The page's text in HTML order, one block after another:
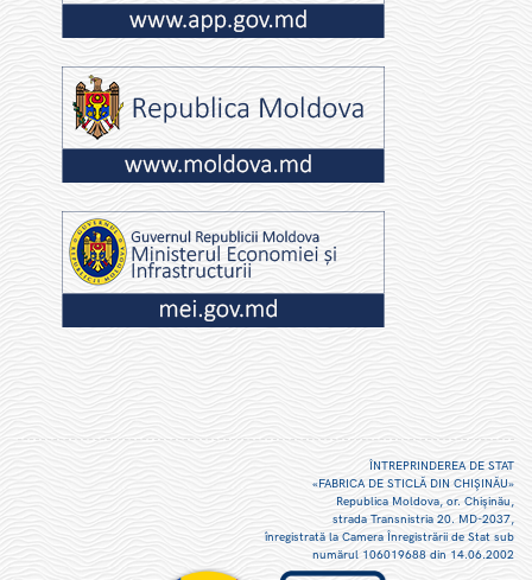
ÎNTREPRINDEREA DE STAT
«FABRICA DE STICLĂ DIN CHIŞINĂU»
Republica Moldova, or. Chişinău,
strada Transnistria 20. MD-2037,
înregistrată la Camera Înregistrării de Stat sub
numărul 106019688 din 14.06.2002